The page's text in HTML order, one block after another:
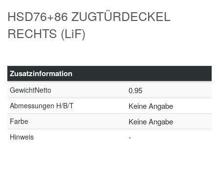
HSD76+86 ZUGTÜRDECKEL
RECHTS (LiF)
Zusatzinformation
GewichtNetto 0.95
Abmessungen H/B/T Keine Angabe
Farbe Keine Angabe
Hinweis -